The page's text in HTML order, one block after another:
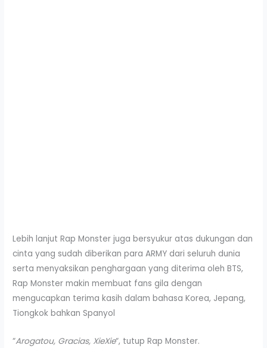
Lebih lanjut Rap Monster juga bersyukur atas dukungan dan
cinta yang sudah diberikan para ARMY dari seluruh dunia
serta menyaksikan penghargaan yang diterima oleh BTS,
Rap Monster makin membuat fans gila dengan
mengucapkan terima kasih dalam bahasa Korea, Jepang,
Tiongkok bahkan Spanyol
“Arogatou, Gracias, XieXie“, tutup Rap Monster.